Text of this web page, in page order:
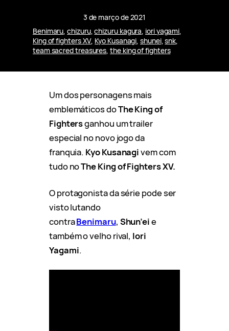
3 de março de 2021
Benimaru, chizuru, chizuru kagura, iori yagami
King of fighters XV, Kyo Kusanagi, shunei, snk
team sacred treasures, the king of fighters
Um dos personagens mais
emblemáticos doThe King of
Fightersganhou um trailer
especial no novo jogo da
franquia. Kyo Kusanagivem com
tudo noThe King of Fighters XV.
Oprotagonista da série pode ser
visto lutando
contraBenimaru, Shun’eie
também o velho rival, Iori
Yagami.